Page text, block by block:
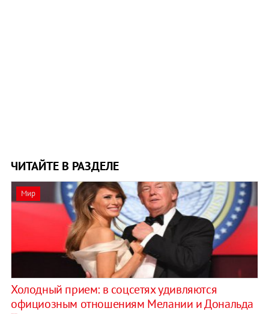
ЧИТАЙТЕ В РАЗДЕЛЕ
Мир
Холодный прием: в соцсетях удивляются
официозным отношениям Мелании и Дональда